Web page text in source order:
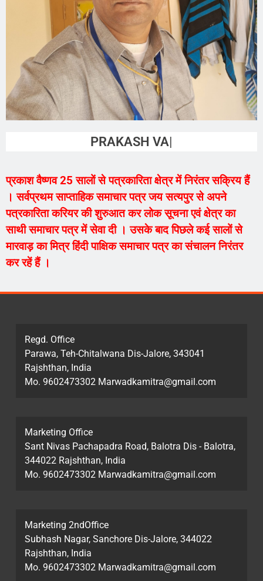
PRAKASH VAISHNAV
प्रकाश वैष्णव 25 सालों से पत्रकारिता क्षेत्र में निरंतर सक्रिय हैं
। सर्वप्रथम साप्ताहिक समाचार पत्र जय सत्यपुर से अपने
पत्रकारिता करियर की शुरुआत कर लोक सूचना एवं क्षेत्र का
साथी समाचार पत्र में सेवा दी । उसके बाद पिछले कई सालों से
मारवाड़ का मित्र हिंदी पाक्षिक समाचार पत्र का संचालन निरंतर
कर रहें हैं ।
Regd. Office
Parawa, Teh-Chitalwana Dis-Jalore, 343041
Rajshthan, India
Mo. 9602473302 Marwadkamitra@gmail.com
Marketing Office
Sant Nivas Pachapadra Road, Balotra Dis - Balotra,
344022 Rajshthan, India
Mo. 9602473302 Marwadkamitra@gmail.com
Marketing 2ndOffice
Subhash Nagar, Sanchore Dis-Jalore, 344022
Rajshthan, India
Mo. 9602473302 Marwadkamitra@gmail.com